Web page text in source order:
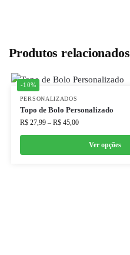
Produtos relacionados
-10%
PERSONALIZADOS
Topo de Bolo Personalizado
R$27,99 – R$45,00
Ver opções